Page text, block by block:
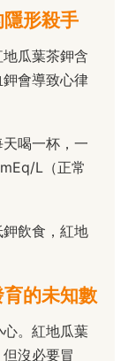
形殺手
瓜葉茶鉀含
會導致心律
喝一杯，一
L（正常
飲食，紅地
的未知數
。紅地瓜葉
沒必要冒